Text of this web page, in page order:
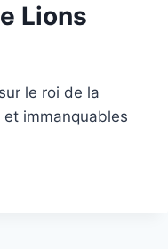
Lions
le roi de la
immanquables